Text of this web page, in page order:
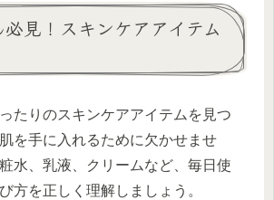
見！スキンケアアイテム
たりのスキンケアアイテムを見つ
を手に入れるために欠かせませ
水、乳液、クリームなど、毎日使
方を正しく理解しましょう。